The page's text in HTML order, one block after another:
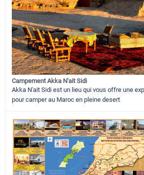
Campement Akka N'ait Sidi
Akka N'ait Sidi est un lieu qui vous offre une
pour camper au Maroc en pleine desert